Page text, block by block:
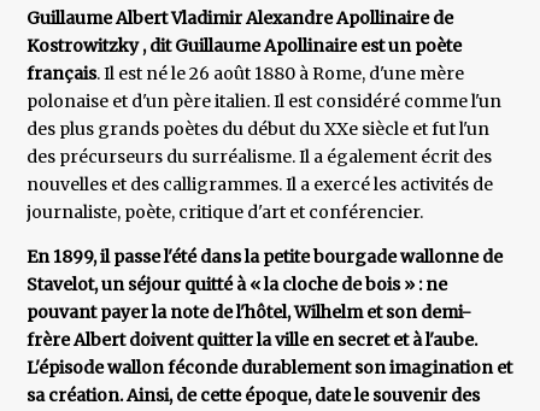
Guillaume Albert Vladimir Alexandre Apollinaire de
Kostrowitzky , dit Guillaume Apollinaire est un poète
français. Il est né le 26 août 1880 à Rome, d'une mère
polonaise et d'un père italien. Il est considéré comme l'un
des plus grands poètes du début du XXe siècle et fut l'un
des précurseurs du surréalisme. Il a également écrit des
nouvelles et des calligrammes. Il a exercé les activités de
journaliste, poète, critique d'art et conférencier.
En 1899, il passe l'été dans la petite bourgade wallonne de
Stavelot, un séjour quitté à « la cloche de bois » : ne
pouvant payer la note de l'hôtel, Wilhelm et son demi-
frère Albert doivent quitter la ville en secret et à l'aube.
L'épisode wallon féconde durablement son imagination et
sa création. Ainsi, de cette époque, date le souvenir des